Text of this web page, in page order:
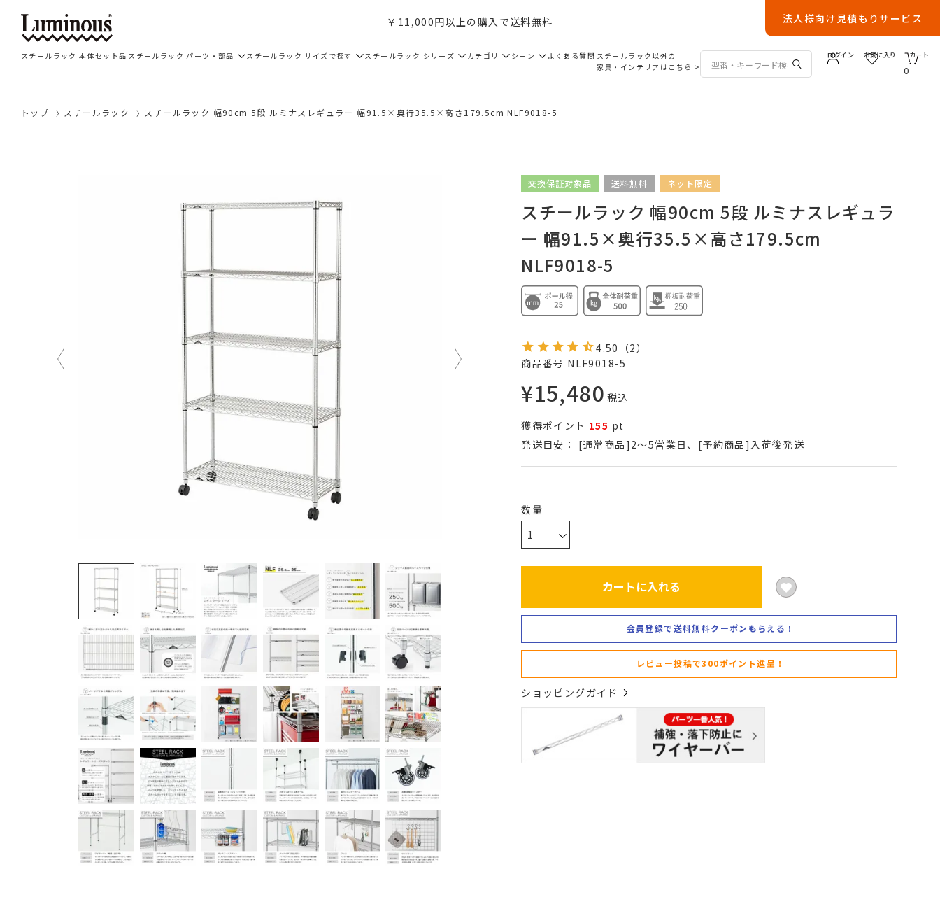
￥11,000円以上の購入で送料無料 法人様向け見積もりサービス
スチールラック 本体セット品 スチールラック パーツ・部品 スチールラック サイズで探す スチールラック シリーズ カテゴリ シーン よくある質問 スチールラック以外の
家具・インテリアはこちら >
ログイン お気に入り
0
カート
トップ スチールラック スチールラック 幅90cm 5段 ルミナスレギュラー 幅91.5×奥行35.5×高さ179.5cm NLF9018-5
交換保証対象品 送料無料 ネット限定
スチールラック 幅90cm 5段 ルミナスレギュラ
ー 幅91.5×奥行35.5×高さ179.5cm
NLF9018-5
4.50 （2）
商品番号 NLF9018-5
¥15,480 税込
獲得ポイント 155 pt
発送目安：
[通常商品]2～5営業日、[予約商品]入荷後発送
カートに入れる
会員登録で送料無料クーポンもらえる！
レビュー投稿で300ポイント進呈！
ショッピングガイド